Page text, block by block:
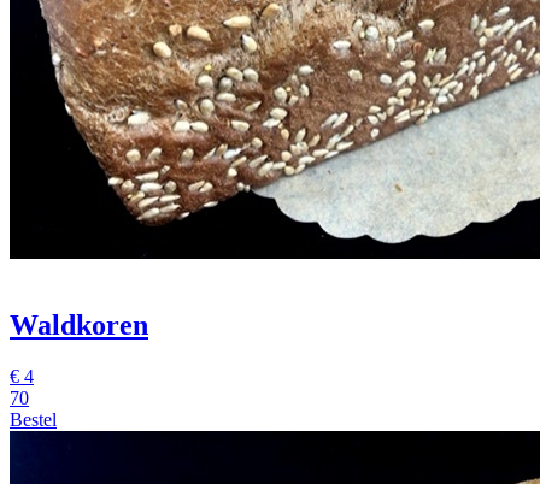
Waldkoren
€ 4
70
Bestel